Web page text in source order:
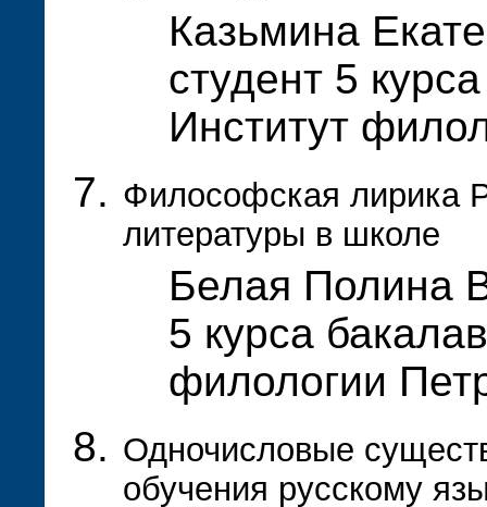
Казьмина
студент 5
Институт
Философская лирика
литературы в школе
Белая Полина
5 курса
филологии
Одночисловые
обучения русскому